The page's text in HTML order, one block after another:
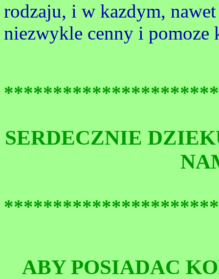
rodzaju, i w kazdym,
niezwykle cenny i pomoze
SERDECZNIE
ABY POSIADAC